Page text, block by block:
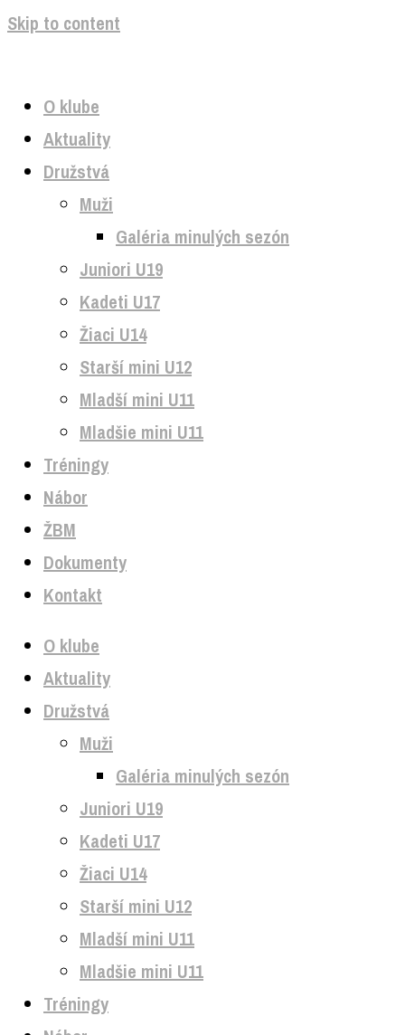
Skip to content
O klube
Aktuality
Družstvá
Muži
Galéria minulých sezón
Juniori U19
Kadeti U17
Žiaci U14
Starší mini U12
Mladší mini U11
Mladšie mini U11
Tréningy
Nábor
ŽBM
Dokumenty
Kontakt
O klube
Aktuality
Družstvá
Muži
Galéria minulých sezón
Juniori U19
Kadeti U17
Žiaci U14
Starší mini U12
Mladší mini U11
Mladšie mini U11
Tréningy